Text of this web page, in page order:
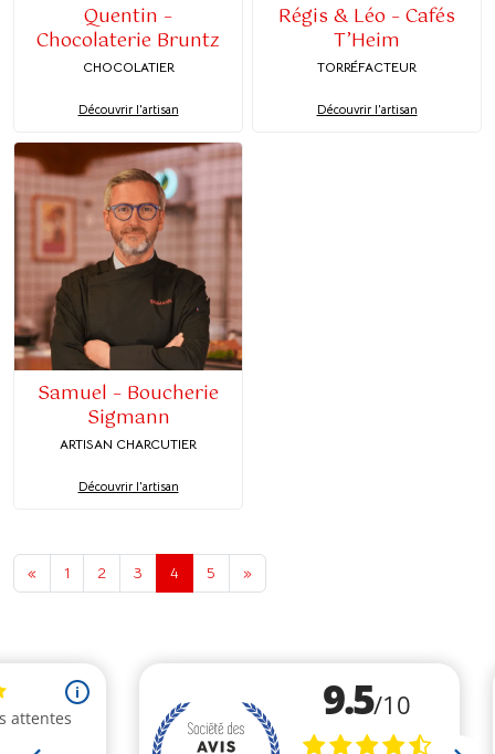
Quentin –
Chocolaterie Bruntz
CHOCOLATIER
Découvrir l'artisan
Régis & Léo – Cafés
T’Heim
TORRÉFACTEUR
Découvrir l'artisan
Samuel – Boucherie
Sigmann
ARTISAN CHARCUTIER
Découvrir l'artisan
« 1 2 3 4 5 »